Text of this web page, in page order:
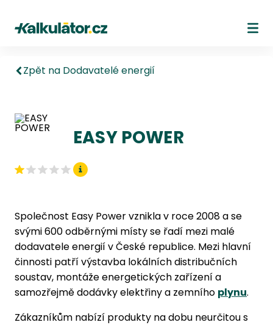
Kalkulátor.cz
Zpět na Dodavatelé energií
EASY POWER
Společnost Easy Power vznikla v roce 2008 a se
svými 600 odběrnými místy se řadí mezi malé
dodavatele energií v České republice. Mezi hlavní
činnosti patří výstavba lokálních distribučních
soustav, montáže energetických zařízení a
samozřejmě dodávky elektřiny a zemního plynu.
Zákazníkům nabízí produkty na dobu neurčitou s